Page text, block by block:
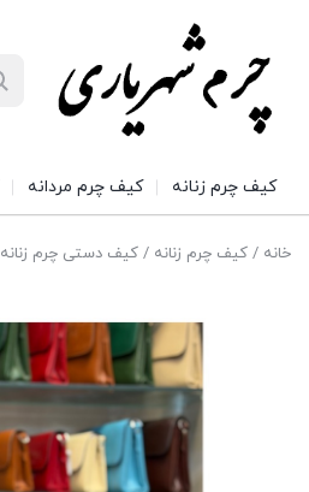
کیف چرم زنانه کیف چرم مردانه
خانه / کیف چرم زنانه / کیف دستی چرم زنانه